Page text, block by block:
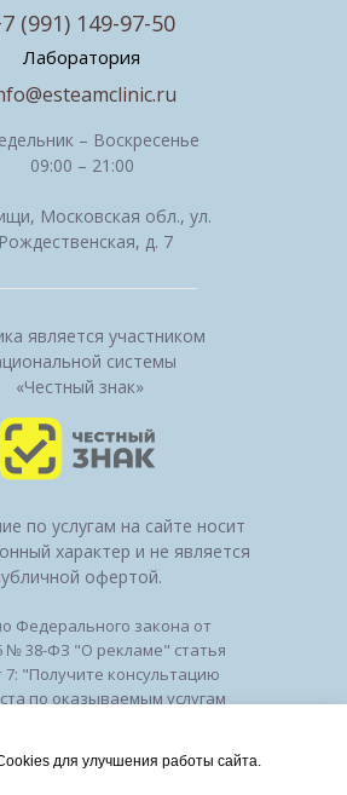
является участником
системы
«Честный знак»
– Воскресенье
09:00 – 21:00
Московская обл., ул.
Рождественская, д. 7
Лаборатория
(991) 149-97-50
по услугам на сайте носит
характер и не является
офертой.
Федерального закона от
№ 38-ФЗ "О рекламе" статья
7: "Получите консультацию
по оказываемым услугам
деятельности № ЛО-50-01-
для улучшения работы сайта.